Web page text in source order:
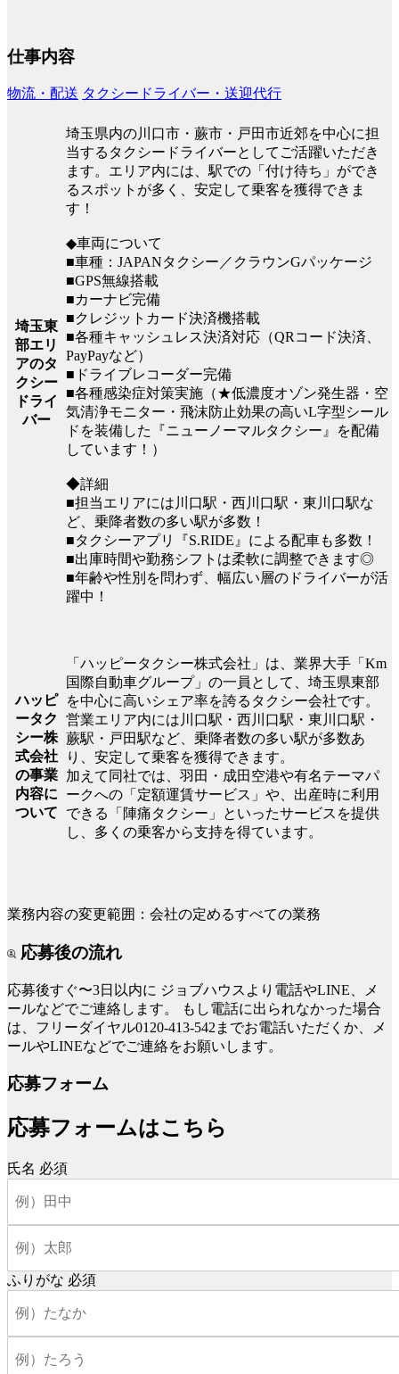
仕事内容
物流・配送 タクシードライバー・送迎代行
埼玉東
部エリ
アのタ
クシー
ドライ
バー
埼玉県内の川口市・蕨市・戸田市近郊を中心に担
当するタクシードライバーとしてご活躍いただき
ます。エリア内には、駅での「付け待ち」ができ
るスポットが多く、安定して乗客を獲得できま
す！
◆車両について
■車種：JAPANタクシー／クラウンGパッケージ
■GPS無線搭載
■カーナビ完備
■クレジットカード決済機搭載
■各種キャッシュレス決済対応（QRコード決済、
PayPayなど）
■ドライブレコーダー完備
■各種感染症対策実施（★低濃度オゾン発生器・空
気清浄モニター・飛沫防止効果の高いL字型シール
ドを装備した『ニューノーマルタクシー』を配備
しています！）
◆詳細
■担当エリアには川口駅・西川口駅・東川口駅な
ど、乗降者数の多い駅が多数！
■タクシーアプリ『S.RIDE』による配車も多数！
■出庫時間や勤務シフトは柔軟に調整できます◎
■年齢や性別を問わず、幅広い層のドライバーが活
躍中！
ハッピ
ータク
シー株
式会社
の事業
内容に
ついて
「ハッピータクシー株式会社」は、業界大手「Km
国際自動車グループ」の一員として、埼玉県東部
を中心に高いシェア率を誇るタクシー会社です。
営業エリア内には川口駅・西川口駅・東川口駅・
蕨駅・戸田駅など、乗降者数の多い駅が多数あ
り、安定して乗客を獲得できます。
加えて同社では、羽田・成田空港や有名テーマパ
ークへの「定額運賃サービス」や、出産時に利用
できる「陣痛タクシー」といったサービスを提供
し、多くの乗客から支持を得ています。
業務内容の変更範囲：会社の定めるすべての業務
応募後の流れ
応募後すぐ〜3日以内に ジョブハウスより電話やLINE、メ
ールなどでご連絡します。
もし電話に出られなかった場合
は、フリーダイヤル0120-413-542までお電話いただくか、メ
ールやLINEなどでご連絡をお願いします。
応募フォーム
応募フォームはこちら
氏名 必須
ふりがな 必須